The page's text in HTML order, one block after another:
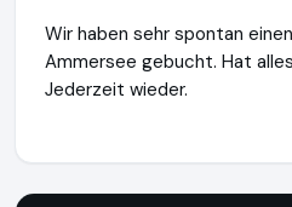
Wir haben sehr spontan
Ammersee gebucht. Hat
Jederzeit wieder.